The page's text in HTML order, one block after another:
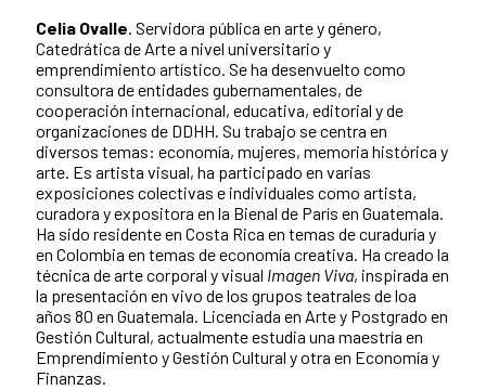
Celia Ovalle. Servidora pública en arte y género,
Catedrática de Arte a nivel universitario y
emprendimiento artístico. Se ha desenvuelto como
consultora de entidades gubernamentales, de
cooperación internacional, educativa, editorial y de
organizaciones de DDHH. Su trabajo se centra en
diversos temas: economía, mujeres, memoria histórica y
arte. Es artista visual, ha participado en varias
exposiciones colectivas e individuales como artista,
curadora y expositora en la Bienal de París en Guatemala.
Ha sido residente en Costa Rica en temas de curaduría y
en Colombia en temas de economía creativa. Ha creado la
técnica de arte corporal y visual Imagen Viva, inspirada en
la presentación en vivo de los grupos teatrales de loa
años 80 en Guatemala. Licenciada en Arte y Postgrado en
Gestión Cultural, actualmente estudia una maestría en
Emprendimiento y Gestión Cultural y otra en Economía y
Finanzas.